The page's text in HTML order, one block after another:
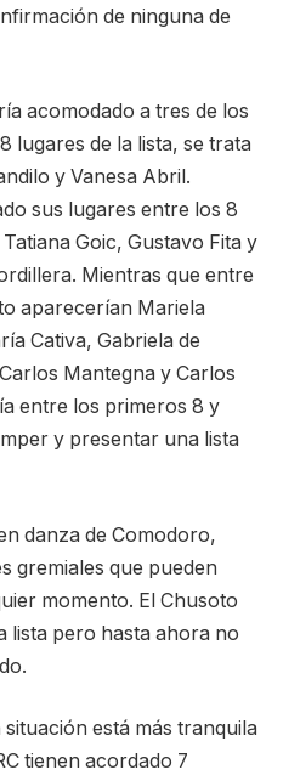
de ninguna de
acomodado a tres de los
lugares de la lista, se trata
y Vanesa Abril.
sus lugares entre los 8
Goic, Gustavo Fita y
Mientras que entre
aparecerían Mariela
Cativa, Gabriela de
Mantegna y Carlos
entre los primeros 8 y
y presentar una lista
danza de Comodoro,
gremiales que pueden
momento. El Chusoto
lista pero hasta ahora no
está más tranquila
tienen acordado 7